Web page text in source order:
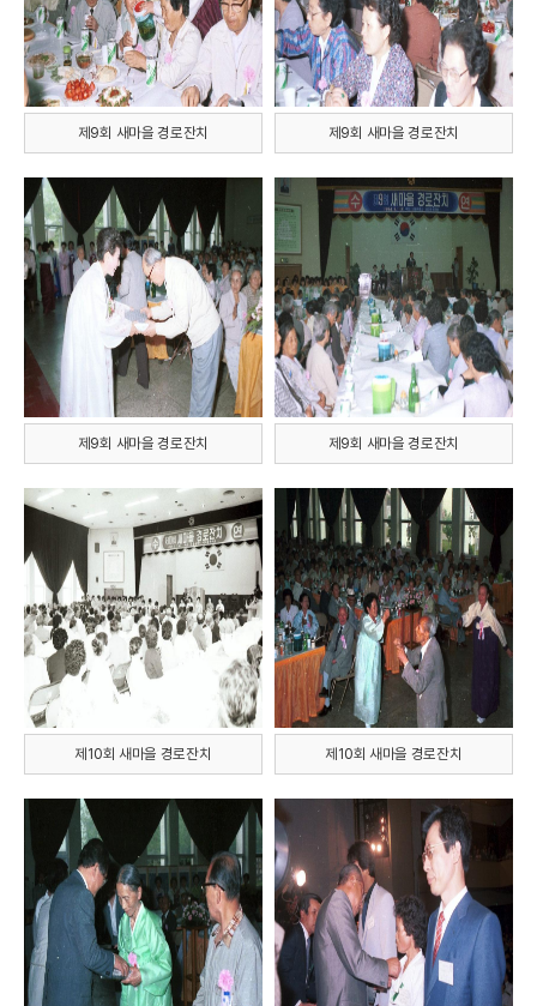
제9회 새마을 경로잔치 제9회 새마을 경로잔치
제9회 새마을 경로잔치 제9회 새마을 경로잔치
제10회 새마을 경로잔치 제10회 새마을 경로잔치